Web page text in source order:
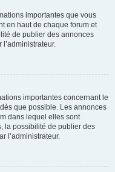
importantes que vous
en haut de chaque forum et
de publier des annonces
importantes concernant le
que possible. Les annonces
dans lequel elles sont
la possibilité de publier des
l’administrateur.